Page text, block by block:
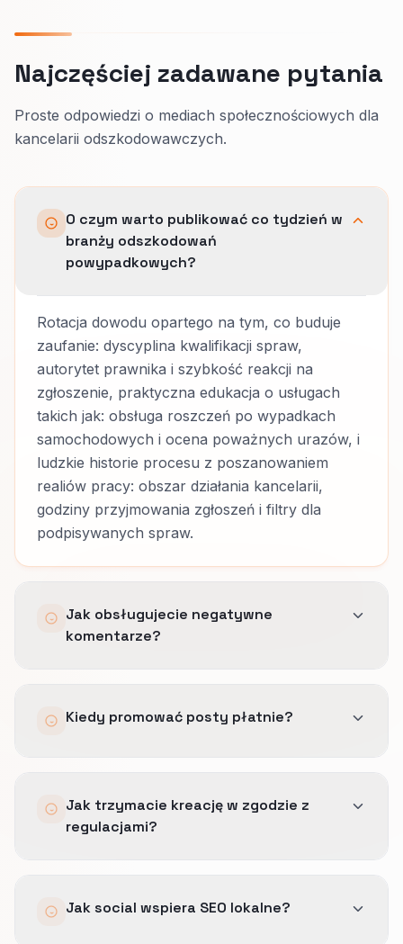
Najczęściej zadawane pytania
Proste odpowiedzi o mediach społecznościowych dla
kancelarii odszkodowawczych.
O czym warto publikować co tydzień w
branży odszkodowań
powypadkowych?
Rotacja dowodu opartego na tym, co buduje
zaufanie: dyscyplina kwalifikacji spraw,
autorytet prawnika i szybkość reakcji na
zgłoszenie, praktyczna edukacja o usługach
takich jak: obsługa roszczeń po wypadkach
samochodowych i ocena poważnych urazów, i
ludzkie historie procesu z poszanowaniem
realiów pracy: obszar działania kancelarii,
godziny przyjmowania zgłoszeń i filtry dla
podpisywanych spraw.
Jak obsługujecie negatywne
komentarze?
prawne, żeby odpowiedzi były spokojne i
Kiedy promować posty płatnie?
na stronę lub wiadomości prywatne powiązane
z ofertą, którą naprawdę dowieziecie przy
filtry dla podpisywanych spraw.
Jak trzymacie kreację w zgodzie z
regulacjami?
powtarzamy bezpieczne zastrzeżenia i unikamy
Jak social wspiera SEO lokalne?